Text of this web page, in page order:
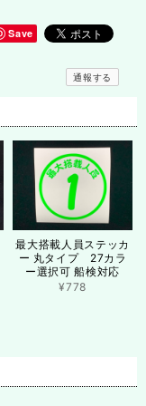
Save
通報する
最大搭載人員ステッカ
ー 丸タイプ 27カラ
ー選択可 船検対応
¥778